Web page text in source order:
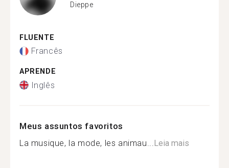
Dieppe
FLUENTE
Francês
APRENDE
Inglês
Meus assuntos favoritos
La musique, la mode, les animau... Leia mais